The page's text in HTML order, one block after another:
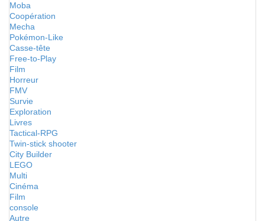
Moba
Coopération
Mecha
Pokémon-Like
Casse-tête
Free-to-Play
Film
Horreur
FMV
Survie
Exploration
Livres
Tactical-RPG
Twin-stick shooter
City Builder
LEGO
Multi
Cinéma
Film
console
Autre